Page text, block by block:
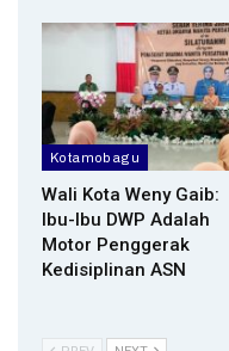
Kotamobagu
Wali Kota Weny Gaib:
Ibu-Ibu DWP Adalah
Motor Penggerak
Kedisiplinan ASN